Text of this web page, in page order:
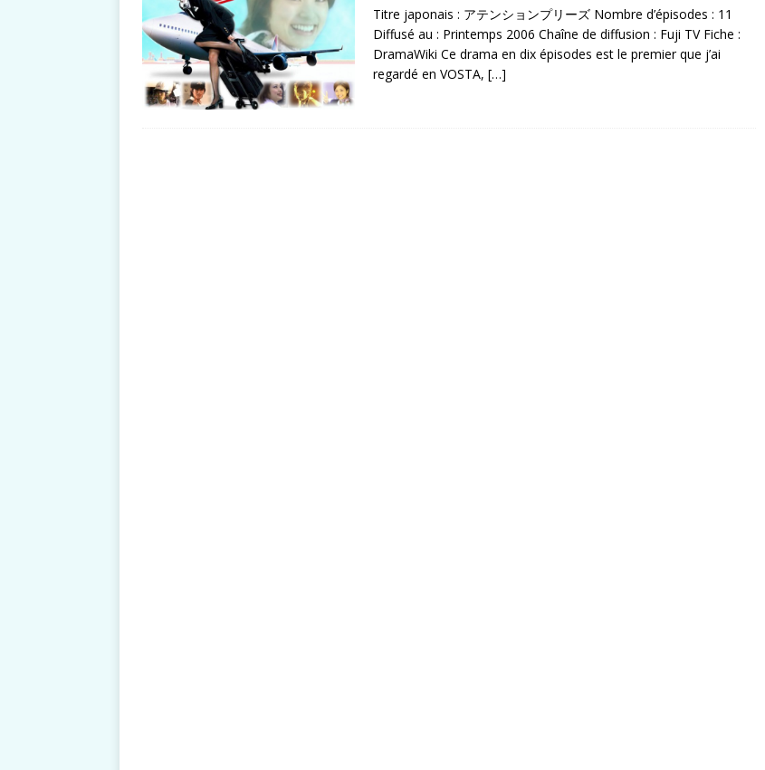
Titre japonais : アテンションプリーズ Nombre d’épisodes : 11
Diffusé au : Printemps 2006 Chaîne de diffusion : Fuji TV Fiche :
DramaWiki Ce drama en dix épisodes est le premier que j’ai
regardé en VOSTA, […]